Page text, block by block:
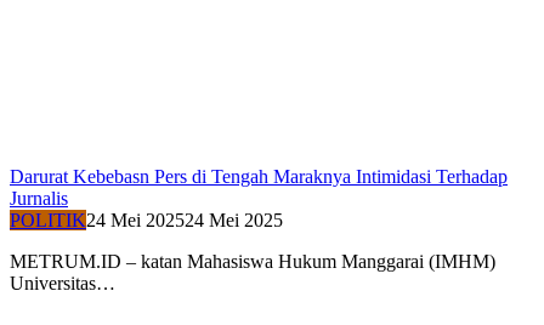
Darurat Kebebasn Pers di Tengah Maraknya Intimidasi Terhadap
Jurnalis
POLITIK24 Mei 202524 Mei 2025
METRUM.ID – katan Mahasiswa Hukum Manggarai (IMHM)
Universitas…